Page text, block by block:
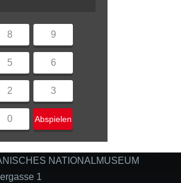
8 9
5 6
2 3
0 Abspielen
NATIONALMUSEUM
1